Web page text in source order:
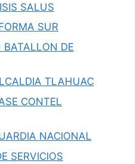
SALUS
SUR
BATALLON DE
TLAHUAC
CONTEL
NACIONAL
SERVICIOS